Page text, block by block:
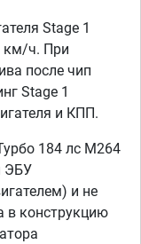
Stage 1
км/ч. При
после чип
Stage 1
и КПП.
184 лс M264
ЭБУ
и не
в конструкцию